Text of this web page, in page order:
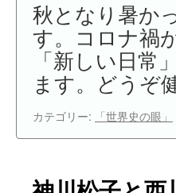
秋となり暑か
す。コロナ禍
「新しい日
ます。どうぞ
カテゴリー: 「世界史の眼」